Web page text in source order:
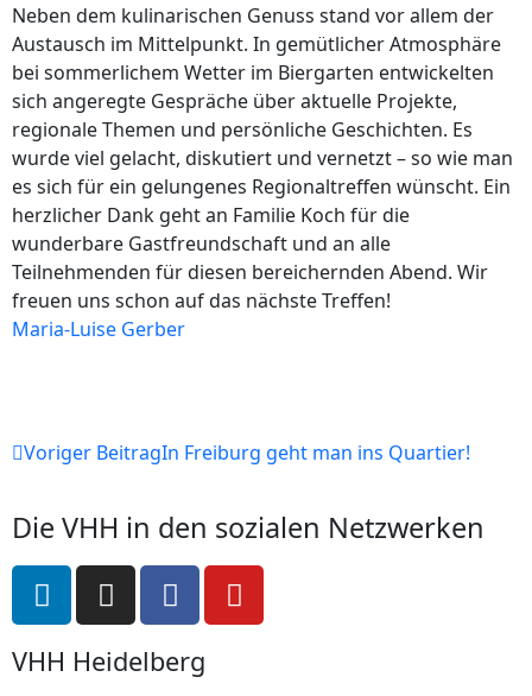
Neben dem kulinarischen Genuss stand vor allem der
Austausch im Mittelpunkt. In gemütlicher Atmosphäre
bei sommerlichem Wetter im Biergarten entwickelten
sich angeregte Gespräche über aktuelle Projekte,
regionale Themen und persönliche Geschichten. Es
wurde viel gelacht, diskutiert und vernetzt – so wie man
es sich für ein gelungenes Regionaltreffen wünscht. Ein
herzlicher Dank geht an Familie Koch für die
wunderbare Gastfreundschaft und an alle
Teilnehmenden für diesen bereichernden Abend. Wir
freuen uns schon auf das nächste Treffen!
Maria-Luise Gerber
Voriger BeitragIn Freiburg geht man ins Quartier!
Die VHH in den sozialen Netzwerken
VHH Heidelberg